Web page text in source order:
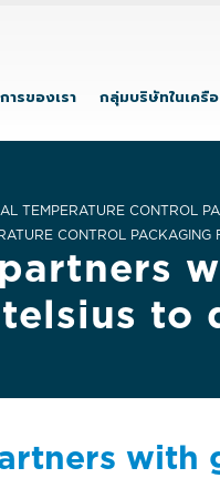
ารของเรา กลุ่มบริษัทในเครือ
TEMPERATURE CONTROL
CONTROL PACKAGING
to
with